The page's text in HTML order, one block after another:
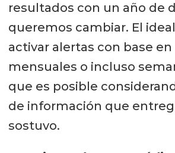
resultados con un año de
queremos cambiar. El
activar alertas con base
mensuales o incluso
que es posible
de información que
sostuvo.